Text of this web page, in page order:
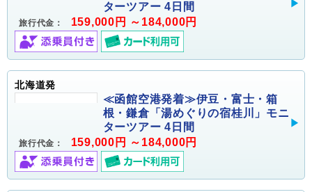
ターツアー 4日間
旅行代金： 159,000円 ～184,000円
北海道発
≪函館空港発着≫伊豆・富士・箱
根・鎌倉「湯めぐりの宿桂川」モニ
ターツアー 4日間
旅行代金： 159,000円 ～184,000円